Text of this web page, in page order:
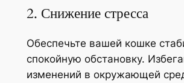
2. Снижение стресса
Обеспечьте вашей кошке
спокойную обстановку.
изменений в окружающей